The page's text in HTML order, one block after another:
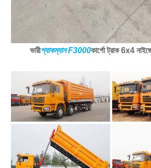
ভারীশ্যাকম্যান F3000কার্গো ট্রাক 6x4